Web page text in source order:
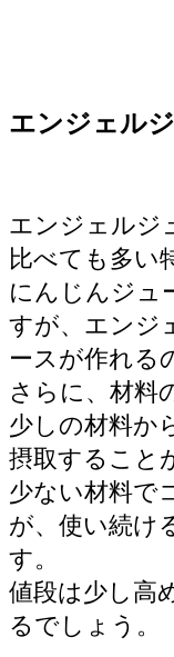
エンジェル
エンジェルジ
比べても多い
にんじんジュ
すが、エンジ
ースが作れる
さらに、材料
少しの材料か
摂取すること
少ない材料で
が、使い続け
す。
値段は少し高
るでしょう。